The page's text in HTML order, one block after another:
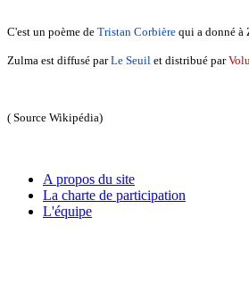
C'est un poème de Tristan Corbière qui a donné à
Zulma est diffusé parLe Seuil et distribué par
( Source Wikipédia)
A propos du site
La charte de participation
L'équipe